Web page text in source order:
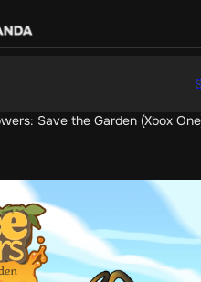
Save the Garden (Xbox